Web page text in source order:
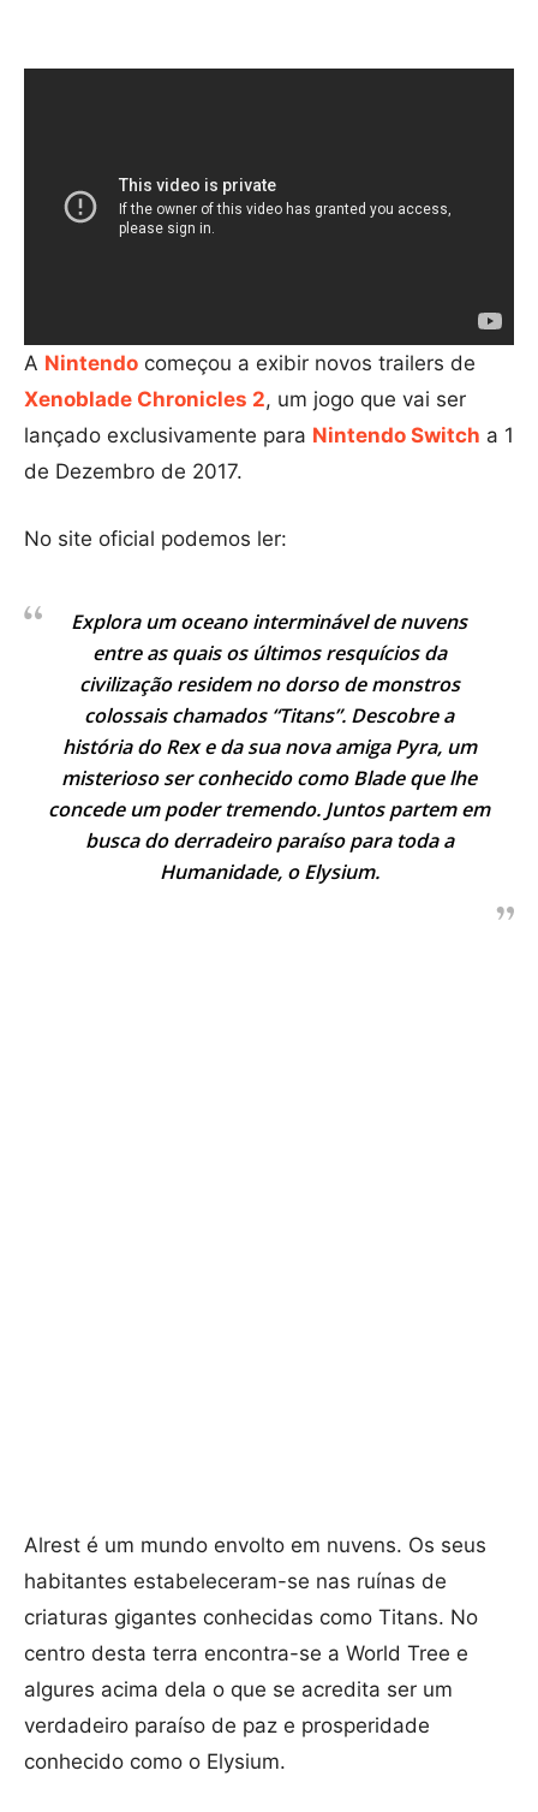
A Nintendo começou a exibir novos trailers de
Xenoblade Chronicles 2, um jogo que vai ser
lançado exclusivamente para Nintendo Switch a 1
de Dezembro de 2017.
No site oficial podemos ler:
Explora um oceano interminável de nuvens
entre as quais os últimos resquícios da
civilização residem no dorso de monstros
colossais chamados “Titans”. Descobre a
história do Rex e da sua nova amiga Pyra, um
misterioso ser conhecido como Blade que lhe
concede um poder tremendo. Juntos partem em
busca do derradeiro paraíso para toda a
Humanidade, o Elysium.
Alrest é um mundo envolto em nuvens. Os seus
habitantes estabeleceram-se nas ruínas de
criaturas gigantes conhecidas como Titans. No
centro desta terra encontra-se a World Tree e
algures acima dela o que se acredita ser um
verdadeiro paraíso de paz e prosperidade
conhecido como o Elysium.